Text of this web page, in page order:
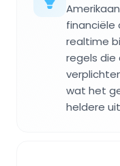
financiële
realtime
regels die
wat het
heldere